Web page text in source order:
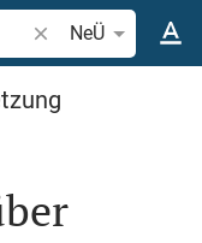
Bibelstelle oder
NeÜ